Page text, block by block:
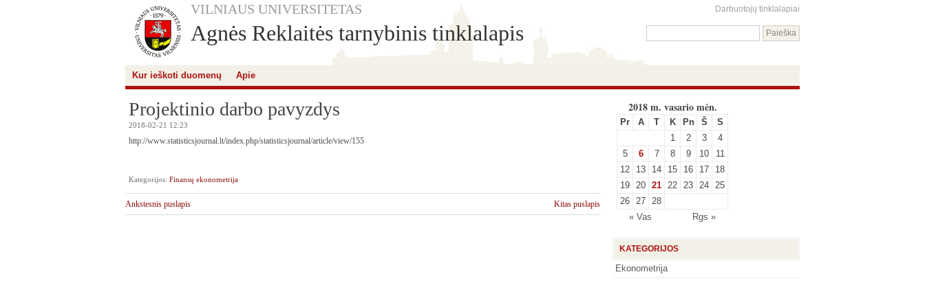
VILNIAUS UNIVERSITETAS Darbuotojų tinklalapiai
Agnės Reklaitės tarnybinis tinklalapis
Kur ieškoti duomenų Apie
Projektinio darbo pavyzdys
2018-02-21 12:23
http://www.statisticsjournal.lt/index.php/statisticsjournal/article/view/155
Kategorijos: Finansų ekonometrija
Ankstesnis puslapis Kitas puslapis
2018 m. vasario mėn.
Pr A T K Pn Š S
« Vas Rgs »
1 2 3
4
5
6 7 8 9 10
11
12
13 14 15 16 17
18
19 20 21 22 23 24 25
26 27 28
KATEGORIJOS
Ekonometrija